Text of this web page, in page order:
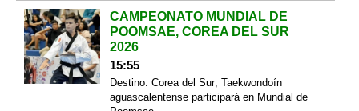
CAMPEONATO MUNDIAL DE
POOMSAE, COREA DEL SUR
2026
15:55
Destino: Corea del Sur; Taekwondoín
aguascalentense participará en Mundial de